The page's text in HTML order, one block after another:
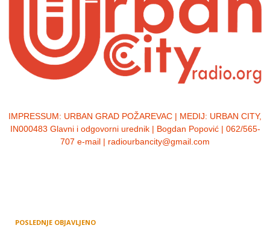
IMPRESSUM: URBAN GRAD POŽAREVAC | MEDIJ: URBAN CITY,
IN000483 Glavni i odgovorni urednik | Bogdan Popović | 062/565-
707 e-mail | radiourbancity@gmail.com
POSLEDNJE OBJAVLJENO